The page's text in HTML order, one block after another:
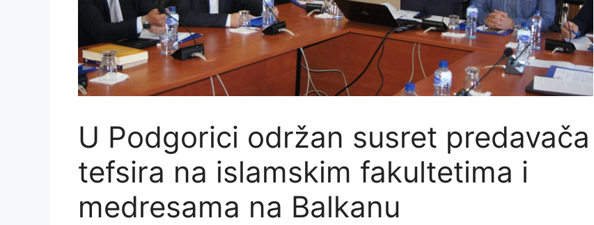
U Podgorici održan susret predavača
tefsira na islamskim fakultetima i
medresama na Balkanu